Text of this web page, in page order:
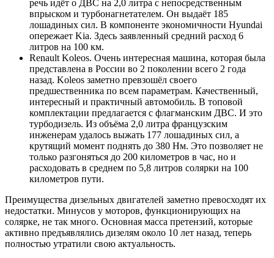
речь идёт о ДВС на 2,0 литра с непосредственным
впрыском и турбонагнетателем. Он выдаёт 185
лошадиных сил. В компоненте экономичности Hyundai
опережает Kia. Здесь заявленный средний расход 6
литров на 100 км.
Renault Koleos. Очень интересная машина, которая была
представлена в России во 2 поколении всего 2 года
назад. Koleos заметно превзошёл своего
предшественника по всем параметрам. Качественный,
интересный и практичный автомобиль. В топовой
комплектации предлагается с флагманским ДВС. И это
турбодизель. Из объёма 2,0 литра французским
инженерам удалось выжать 177 лошадиных сил, а
крутящий момент поднять до 380 Нм. Это позволяет не
только разгоняться до 200 километров в час, но и
расходовать в среднем по 5,8 литров солярки на 100
километров пути.
Преимущества дизельных двигателей заметно превосходят их
недостатки. Минусов у моторов, функционирующих на
солярке, не так много. Основная масса претензий, которые
активно предъявлялись дизелям около 10 лет назад, теперь
полностью утратили свою актуальность.